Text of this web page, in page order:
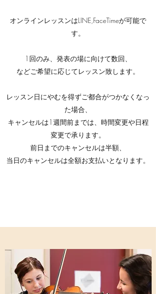
オンラインレッスンはLINE,FaceTimeが可能で
す。
1回のみ、発表の場に向けて数回、
などご希望に応じてレッスン致します。
レッスン日にやむを得ずご都合がつかなくなっ
た場合、
キャンセルは1週間前までは、時間変更や日程
変更で承ります。
前日までのキャンセルは半額、
当日のキャンセルは全額お支払いとなります。